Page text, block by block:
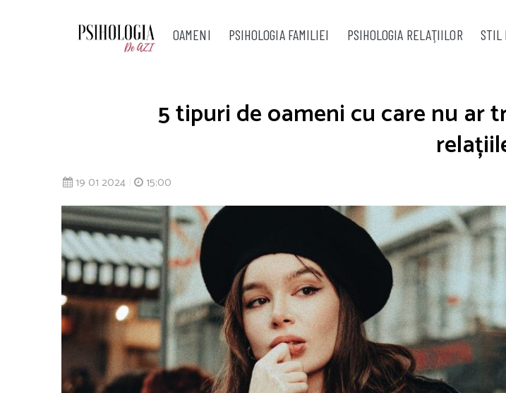
OAMENI PSIHOLOGIA FAMILIEI PSIHOLOGIA RELAŢIILOR STIL
5 tipuri de oameni cu care nu ar
19 01 2024 15:00